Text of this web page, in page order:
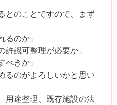
とのことですので、まず
るのか」
許認可整理が必要か」
べきか」
るのがよろしいかと思い
用途整理、既存施設の法